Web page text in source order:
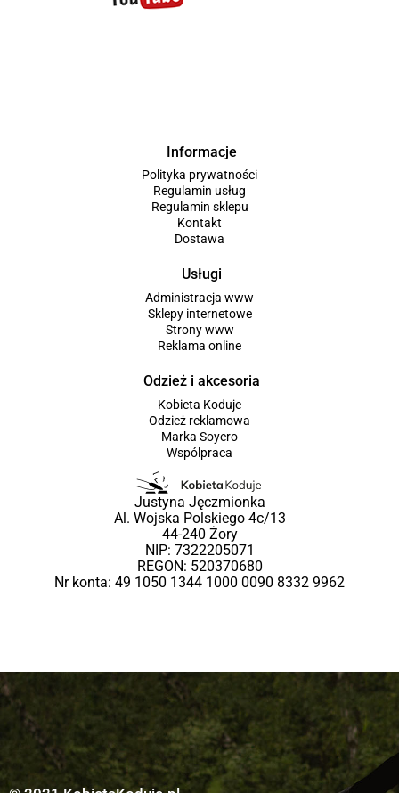
Informacje
Polityka prywatności
Regulamin usług
Regulamin sklepu
Kontakt
Dostawa
Usługi
Administracja www
Sklepy internetowe
Strony www
Reklama online
Odzież i akcesoria
Kobieta Koduje
Odzież reklamowa
Marka Soyero
Wspólpraca
Justyna Jęczmionka
Al. Wojska Polskiego 4c/13
44-240 Żory
NIP: 7322205071
REGON: 520370680
Nr konta: 49 1050 1344 1000 0090 8332 9962